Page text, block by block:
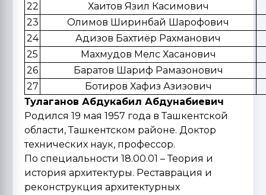
22
Хаитов Язил Касимович
23
Олимов Ширинбай Шарофович
24
Адизов Бахтиёр Рахманович
25
Махмудов Мелс Хасанович
26
Баратов Шариф Рамазонович
27
Ботиров Хафиз Азизович
Тулаганов Абдукабил Абдунабиевич
Родился 19 мая 1957 года в Ташкентской
области, Ташкентском районе. Доктор
технических наук, профессор.
По специальности 18.00.01 – Теория и
история архитектуры. Реставрация и
реконструкция архитектурных